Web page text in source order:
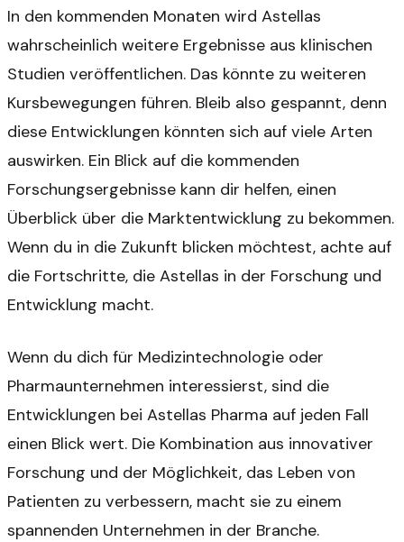
In den kommenden Monaten wird Astellas
wahrscheinlich weitere Ergebnisse aus klinischen
Studien veröffentlichen. Das könnte zu weiteren
Kursbewegungen führen. Bleib also gespannt, denn
diese Entwicklungen könnten sich auf viele Arten
auswirken. Ein Blick auf die kommenden
Forschungsergebnisse kann dir helfen, einen
Überblick über die Marktentwicklung zu bekommen.
Wenn du in die Zukunft blicken möchtest, achte auf
die Fortschritte, die Astellas in der Forschung und
Entwicklung macht.
Wenn du dich für Medizintechnologie oder
Pharmaunternehmen interessierst, sind die
Entwicklungen bei Astellas Pharma auf jeden Fall
einen Blick wert. Die Kombination aus innovativer
Forschung und der Möglichkeit, das Leben von
Patienten zu verbessern, macht sie zu einem
spannenden Unternehmen in der Branche.